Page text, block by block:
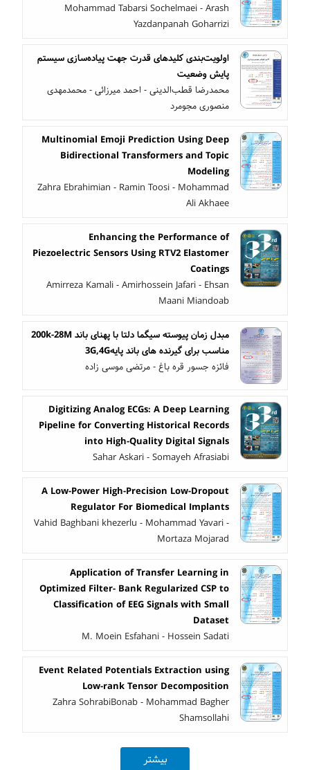
Mohammad Tabarsi Sochelmaei - Arash
Yazdanpanah Goharrizi
اولویت‌بندی کلید‌‌های قدرت جهت پیاده‌سازی سیستم
پایش وضعیت
محمدرضا قطب‌الدینی - احمد میرزائی - محمدمهدی
منصوری مجومرد
Multinomial Emoji Prediction Using Deep
Bidirectional Transformers and Topic
Modeling
Zahra Ebrahimian - Ramin Toosi - Mohammad
Ali Akhaee
Enhancing the Performance of
Piezoelectric Sensors Using RTV2 Elastomer
Coatings
Amirreza Kamali - Amirhossein Jafari - Ehsan
Maani Miandoab
مبدل زمان پیوسته سیگما دلتا با پهنای باند 200k-28M
مناسب برای گیرنده های باند پایه3G,4G
فائزه جسور قره باغ - مرتضی موسی زاده
Digitizing Analog ECGs: A Deep Learning
Pipeline for Converting Historical Records
into High-Quality Digital Signals
Sahar Askari - Somayeh Afrasiabi
A Low-Power High-Precision Low-Dropout
Regulator For Biomedical Implants
Vahid Baghbani khezerlu - Mohammad Yavari -
Mortaza Mojarad
Application of Transfer Learning in
Optimized Filter- Bank Regularized CSP to
Classification of EEG Signals with Small
Dataset
M. Moein Esfahani - Hossein Sadati
Event Related Potentials Extraction using
Low-rank Tensor Decomposition
Zahra SohrabiBonab - Mohammad Bagher
Shamsollahi
بیشتر